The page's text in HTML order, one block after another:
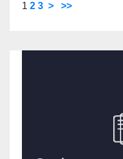
1 2 3 > >>